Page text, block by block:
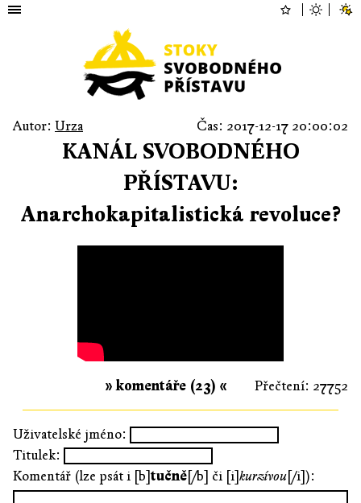
Autor: Urza Čas: 2017-12-17 20:00:02
KANÁL SVOBODNÉHO
PŘÍSTAVU:
Anarchokapitalistická revoluce?
Přečtení: 27752
» komentáře (23) «
Uživatelské jméno:
Titulek:
Komentář (lze psát i [b]tučně[/b] či [i]kurzívou[/i]):